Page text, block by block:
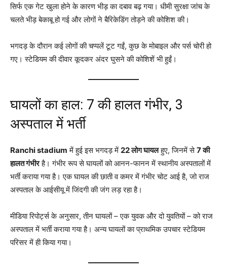
सिर्फ एक गेट खुला होने के कारण भीड़ का दबाव बढ़ गया। धीमी सुरक्षा जांच के
चलते भीड़ बेकाबू हो गई और लोगों ने बैरिकेडिंग तोड़ने की कोशिश की।
भगदड़ के दौरान कई लोगों की चप्पलें टूट गईं, कुछ के मोबाइल और पर्स चोरी हो
गए । स्टेडियम की दीवार कूदकर अंदर घुसने की कोशिशें भी हुईं।
घायलों का हाल: 7 की हालत गंभीर, 3
अस्पताल में भर्ती
Ranchi stadium में हुई इस भगदड़ में 22 लोग घायलहुए, जिनमें से7 की
हालत गंभीरहै। गंभीर रूप से घायलों को आनन-फानन में स्थानीय अस्पतालों में
भर्ती कराया गया है। एक घायल की छाती व कमर में गंभीर चोट आई है, जो राज
अस्पताल के आईसीयू में जिंदगी की जंग लड़ रहा है।
मीडिया रिपोर्ट्स के अनुसार, तीन घायलों – एक युवक और दो युवतियों – को राज
अस्पताल में भर्ती कराया गया है। अन्य घायलों का प्राथमिक उपचार स्टेडियम
परिसर में ही किया गया।